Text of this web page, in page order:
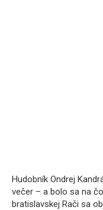
Hudobník Ondrej
večer – a bolo sa na
bratislavskej Rači sa